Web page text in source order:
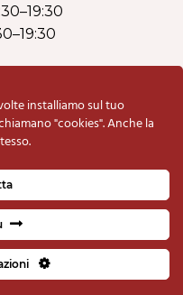
BO di Schiavolin
00333820280 |
Policy
Quadra
installiamo sul tuo
"cookies". Anche la